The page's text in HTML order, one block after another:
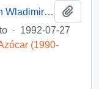
[Solicita investigar el caso de Nelson Wladimiro Curiñir]
· 1992-07-27
(1990-